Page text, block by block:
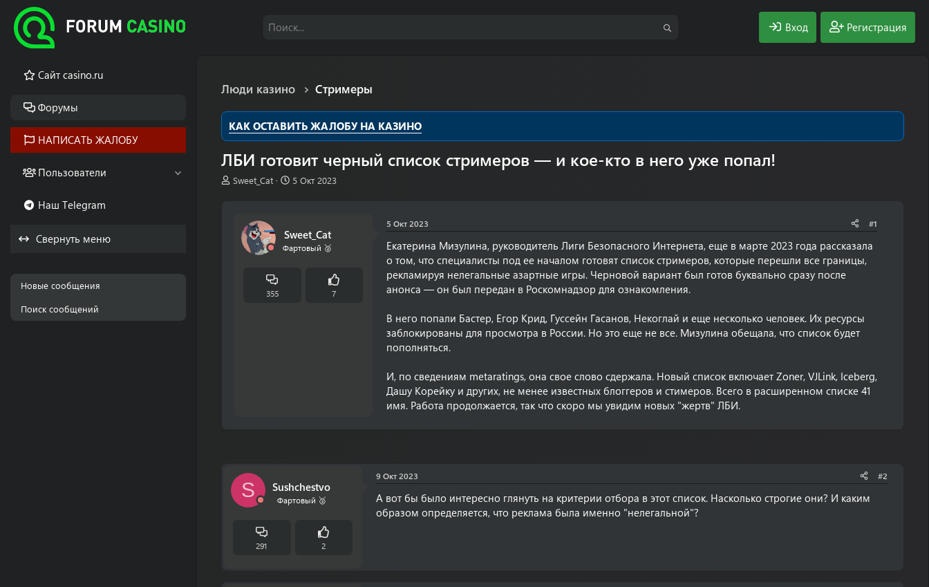
Вход Регистрация
Cайт casino.ru
Форумы
НАПИСАТЬ ЖАЛОБУ
Пользователи
Наш Telegram
Свернуть меню
Новые сообщения
Поиск сообщений
Люди казино Стримеры
КАК ОСТАВИТЬ ЖАЛОБУ НА КАЗИНО
ЛБИ готовит черный список стримеров — и кое-кто в него уже попал!
А
Sweet_Cat
Д
а
ч
5 Окт 2023
Sweet_Cat
Фартовый 🥈
355 7
5 Окт 2023 #1
Екатерина Мизулина, руководитель Лиги Безопасного Интернета, еще в марте 2023 года рассказала
о том, что специалисты под ее началом готовят список стримеров, которые перешли все границы,
рекламируя нелегальные азартные игры. Черновой вариант был готов буквально сразу после
анонса — он был передан в Роскомнадзор для ознакомления.
В него попали Бастер, Егор Крид, Гуссейн Гасанов, Некоглай и еще несколько человек. Их ресурсы
заблокированы для просмотра в России. Но это еще не все. Мизулина обещала, что список будет
пополняться.
И, по сведениям metaratings, она свое слово сдержала. Новый список включает Zoner, VJLink, Iceberg,
Дашу Корейку и других, не менее известных блоггеров и стимеров. Всего в расширенном списке 41
имя. Работа продолжается, так что скоро мы увидим новых "жертв" ЛБИ.
S Sushchestvo
Фартовый 🥈
291 2
9 Окт 2023 #2
А вот бы было интересно глянуть на критерии отбора в этот список. Насколько строгие они? И каким
образом определяется, что реклама была именно "нелегальной"?